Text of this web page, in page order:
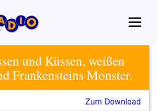
und Küssen, weißen
Frankensteins Monster.
Zum Download